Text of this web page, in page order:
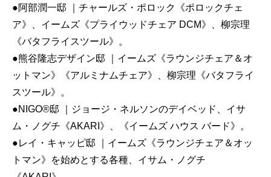
●阿部潤一邸 ｜チャールズ・ポロック《ポロックチェ
ア》、イームズ《プライウッドチェア DCM》、柳宗理
《バタフライスツール》。
●熊谷隆志デザイン邸 ｜イームズ《ラウンジチェア＆オ
ットマン》《アルミナムチェア》、柳宗理《バタフライ
スツール》。
●NIGO®邸 ｜ジョージ・ネルソンのデイベッド、イサ
ム・ノグチ《AKARI》、《イームズ ハウス バード》。
●レイ・キャッピ邸 ｜イームズ《ラウンジチェア＆オッ
トマン》を始めとする各種、イサム・ノグチ